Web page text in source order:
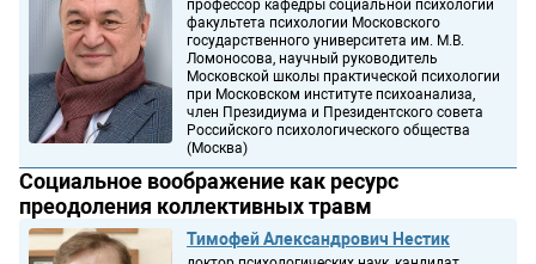
профессор кафедры социальной психологии
факультета психологии Московского
государственного университета им. М.В.
Ломоносова, научный руководитель
Московской школы практической психологии
при Московском институте психоанализа,
член Президиума и Президентского совета
Российского психологического общества
(Москва)
Социальное воображение как ресурс
преодоления коллективных травм
Тимофей Александрович Нестик